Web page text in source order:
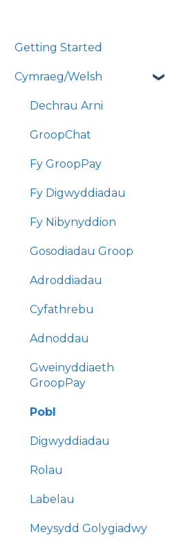
Getting Started
Cymraeg/Welsh
Dechrau Arni
GroopChat
Fy GroopPay
Fy Digwyddiadau
Fy Nibynyddion
Gosodiadau Groop
Adroddiadau
Cyfathrebu
Adnoddau
Gweinyddiaeth
GroopPay
Pobl
Digwyddiadau
Rolau
Labelau
Meysydd Golygiadwy